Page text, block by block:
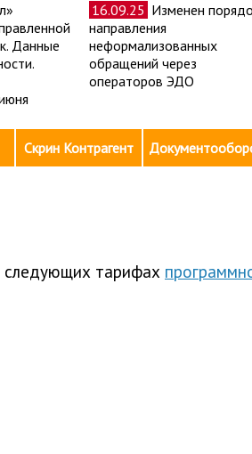
Данные
16.09.25 Изменен
направления
неформализованных
обращений через
операторов ЭДО
Скрин Контрагент
тарифах